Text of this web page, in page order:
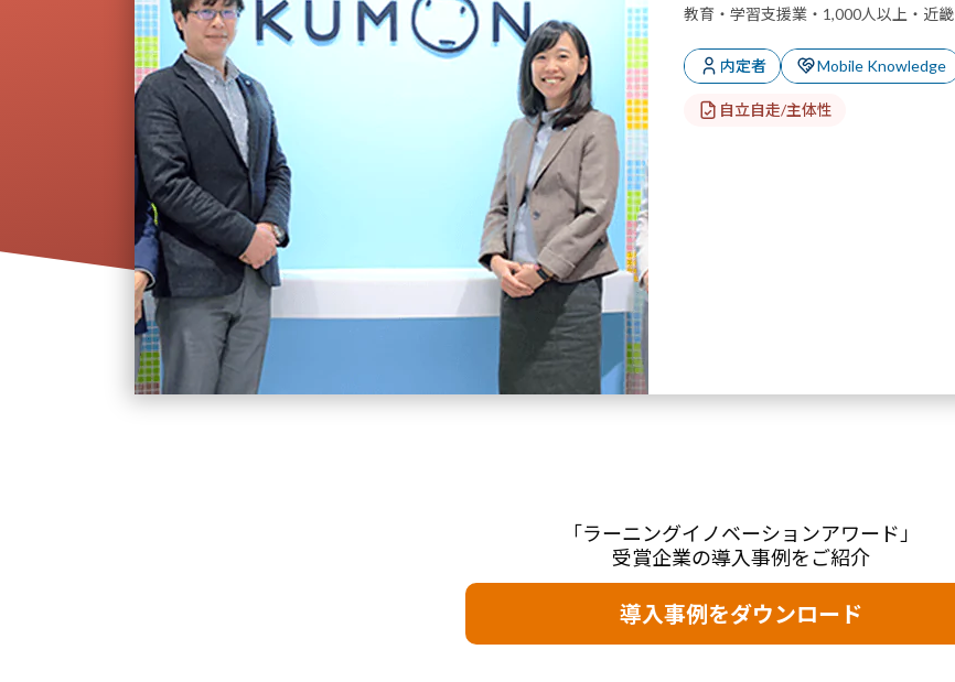
教育・学習支援業・1,000人以上・近畿
内定者 Mobile Knowledge
自立自走/主体性
「ラーニングイノベーションアワード」
受賞企業の導入事例をご紹介
導入事例をダウンロード